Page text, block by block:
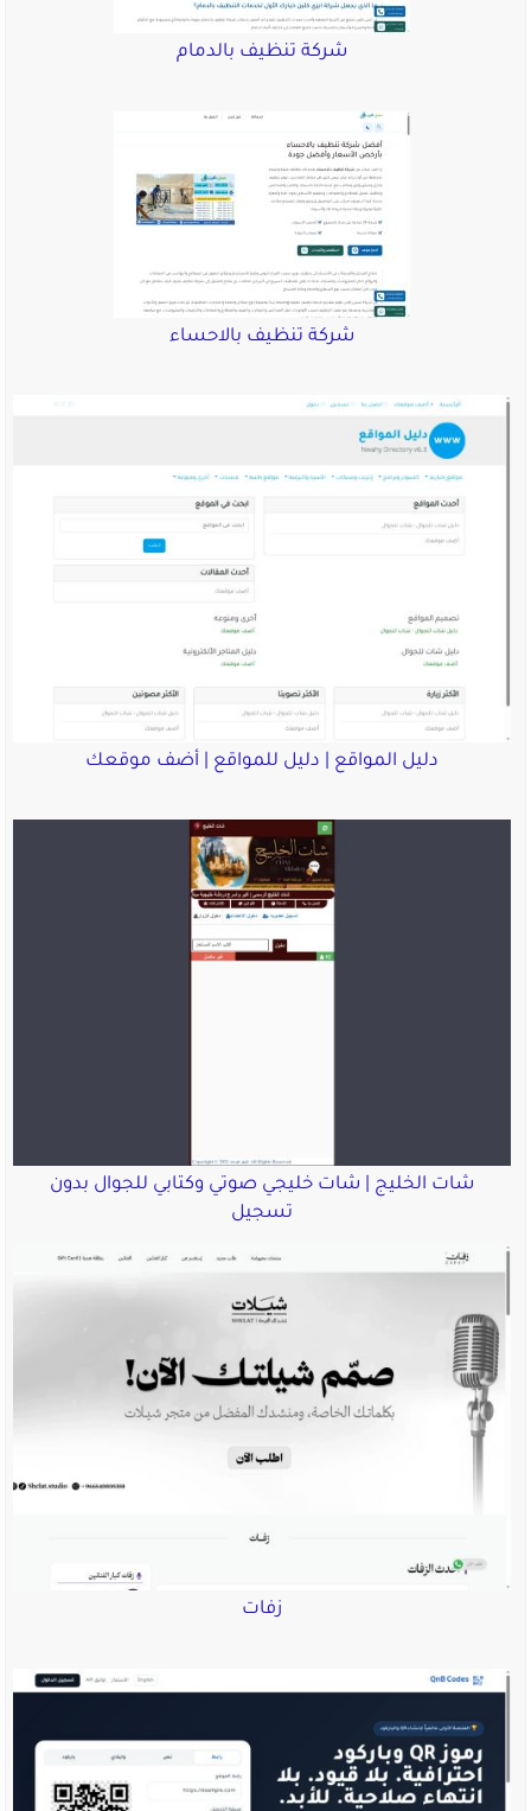
شركة تنظيف بالدمام
شركة تنظيف بالاحساء
دليل المواقع | دليل للمواقع | أضف موقعك
شات الخليج | شات خليجي صوتي وكتابي للجوال بدون
تسجيل
زفات